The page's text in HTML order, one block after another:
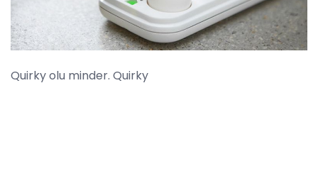
Quirky olu minder. Quirky